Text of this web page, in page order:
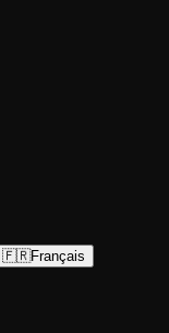
🇫🇷Français